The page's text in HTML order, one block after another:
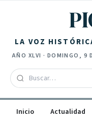
LA VOZ
AÑO XLVI · DOMINGO, 9
Inicio Actualidad